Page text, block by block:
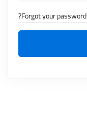
Forgot your password?